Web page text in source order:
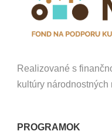
Realizované s
kultúry národnostných
PROGRAMOK